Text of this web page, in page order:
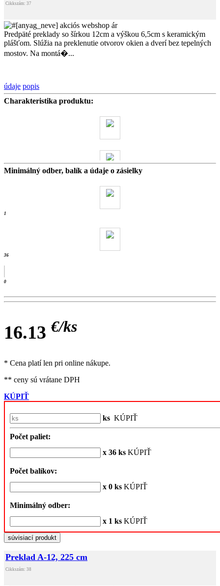
Cikkszám: 37
Predpäté preklady so šírkou 12cm a výškou 6,5cm s keramickým
plášťom. Slúžia na preklenutie otvorov okien a dverí bez tepelných
mostov. Na montá�...
údaje popis
Charakteristika produktu:
Minimálný odber, balík a údaje o zásielky
1
36
0
16.13 €/ks
* Cena platí len pri online nákupe.
** ceny sú vrátane DPH
KÚPIŤ
ks KÚPIŤ
Počet paliet:
x 36 ks KÚPIŤ
Počet balíkov:
x 0 ks KÚPIŤ
Minimálný odber:
x 1 ks KÚPIŤ
súvisiací produkt
Preklad A-12, 225 cm
Cikkszám: 38